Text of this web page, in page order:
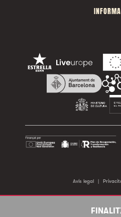
Avís legal |
©2026 Sala Apolo. Tots